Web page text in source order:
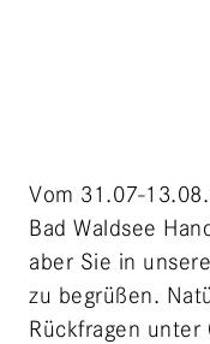
Vom 31.07-
Bad Waldsee
aber Sie in
zu begrüßen.
Rückfragen